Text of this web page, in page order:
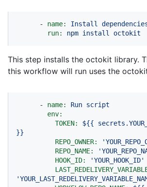
- name: Install
run:
npm install octokit
This step installs the octokit library.
this workflow will run uses the
- name: Run script
env:
TOKEN:
${{
}}
REPO_OWNER:
REPO_NAME:
HOOK_ID:
'YOUR_HOOK_ID'